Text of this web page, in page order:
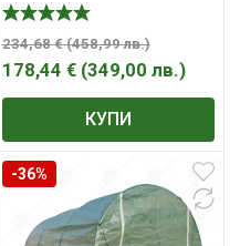
6.0*3.0*2.0m
234,68€ (458,99лв.)
178,44 € (349,00 лв.)
КУПИ
-36%